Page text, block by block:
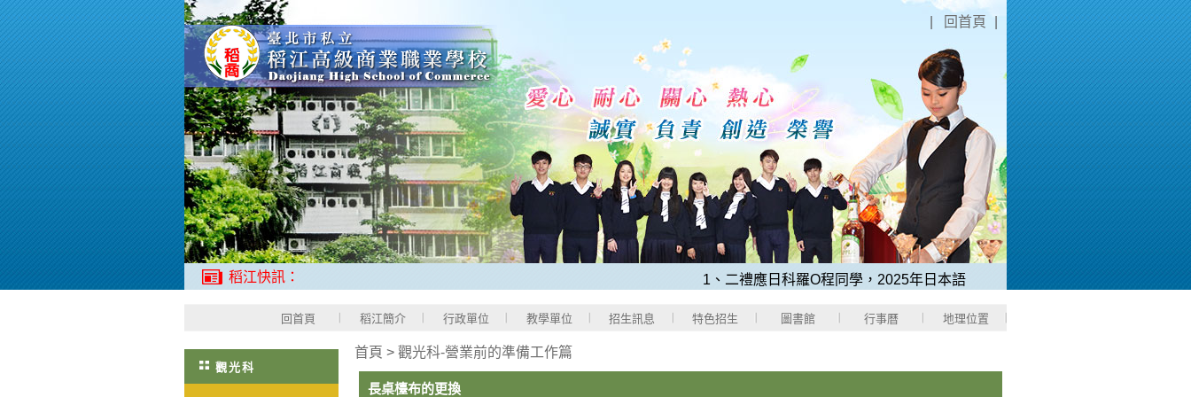
回首頁
稻江快訊： 1、二禮應日科羅O程同學，2025年日本語能力測驗「N1中考取滿分180分」。
回首頁 稻江簡介 行政單位 教學單位 招生訊息 特色招生 圖書館 行事曆 地理位置
觀光科
首頁 > 觀光科-營業前的準備工作篇
長桌檯布的更換